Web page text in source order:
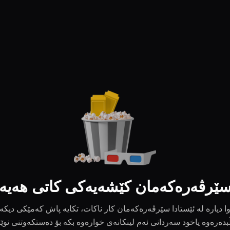
کێشەیەکی کاتی
وا دیارە لە ئێستادا سێرڤەرەکەمان کار ناکات، تکایە پاش کەمێکی دیکە
یاخود سەردانی ئەم لینکانەی خوارەوە بکە بۆ دەستکەوتنی